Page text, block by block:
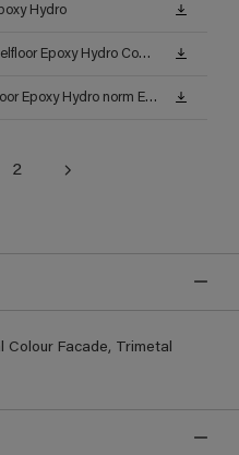
Hydro
Veiligheidsinformatieblad Stelfloor Epoxy Hydro Comp. -A AW (MSDS)
CE-Prestatieverklaring Stelfloor Epoxy Hydro norm EN 1504-2_2
2
Colour Facade, Trimetal